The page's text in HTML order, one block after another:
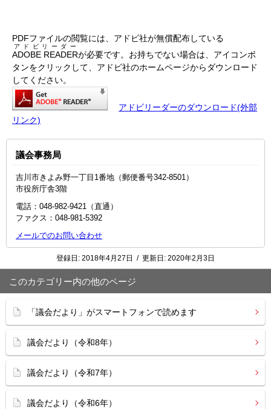
PDFファイルの閲覧には、アドビ社が無償配布している
ADOBE READER
アドビリーダー
が必要です。お持ちでない場合は、アイコンボ
タンをクリックして、アドビ社のホームページからダウンロード
してください。
アドビリーダーのダウンロード(外部
リンク)
議会事務局
吉川市きよみ野一丁目1番地（郵便番号342-8501）
市役所庁舎3階
電話：048-982-9421（直通）
ファクス：048-981-5392
メールでのお問い合わせ
登録日: 2018年4月27日 / 更新日: 2020年2月3日
このカテゴリー内の他のページ
「議会だより」がスマートフォンで読めます
議会だより（令和8年）
議会だより（令和7年）
議会だより（令和6年）